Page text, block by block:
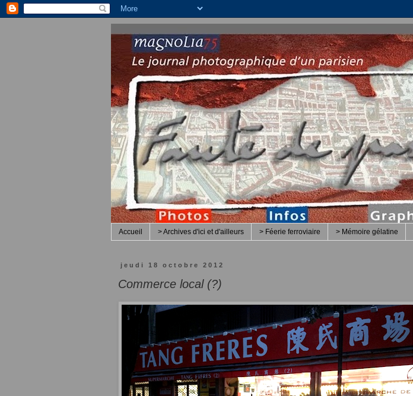
Accueil > Archives d'ici et d'ailleurs > Féerie ferroviaire > Mémoire gélatine
jeudi 18 octobre 2012
Commerce local (?)